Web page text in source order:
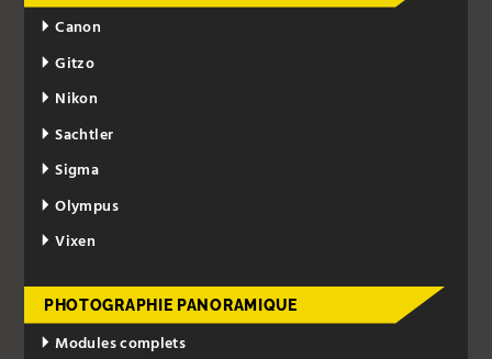
Canon
Gitzo
Nikon
Sachtler
Sigma
Olympus
Vixen
PHOTOGRAPHIE PANORAMIQUE
Modules complets